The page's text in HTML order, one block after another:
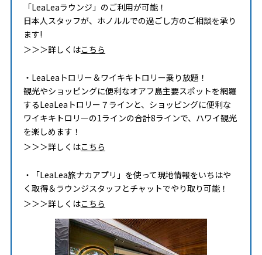
「LeaLeaラウンジ」のご利用が可能！
日本人スタッフが、ホノルルでの過ごし方のご相談を承り
ます!
＞＞＞詳しくはこちら
・LeaLeaトロリー＆ワイキキトロリー乗り放題！
観光やショッピングに便利なオアフ島主要スポットを網羅
するLeaLeaトロリー７ラインと、ショッピングに便利な
ワイキキトロリーの1ラインの合計8ラインで、ハワイ観光
を楽しめます！
＞＞＞詳しくはこちら
・「LeaLea旅ナカアプリ」を使って現地情報をいちはや
く取得＆ラウンジスタッフとチャットでやり取り可能！
＞＞＞詳しくはこちら